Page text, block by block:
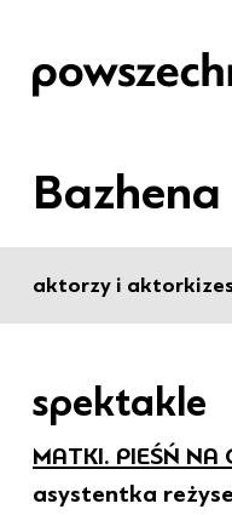
aktorzy i aktorki
spektakle
MATKI. PIEŚŃ NA
asystentka